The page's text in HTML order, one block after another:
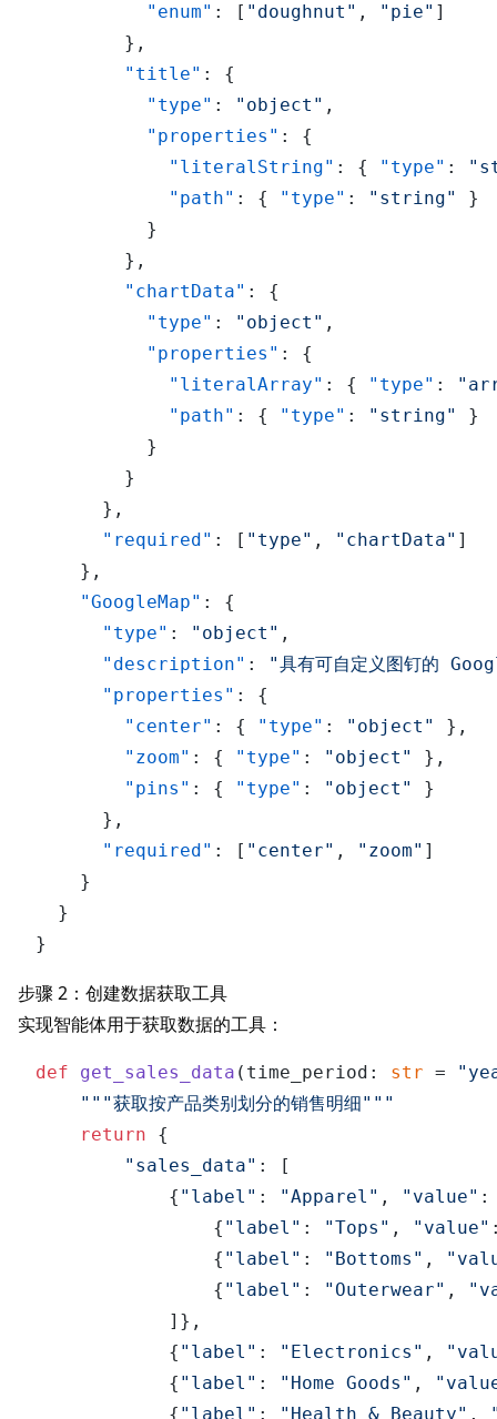
"enum" : [ "doughnut" , "pie" ]
} ,
"title" :
{
"type" : "object" ,
"properties" :
{
"literalString" : { "type" :
"path" : { "type" : "string"
}
}
} ,
"chartData" :
{
"type" : "object" ,
"properties" :
{
"literalArray" : { "type" :
"path" : { "type" : "string"
}
}
}
} ,
"required" : [ "type" , "chartData" ]
} ,
"GoogleMap" :
{
"type" : "object" ,
"description" :
"具有可自定义图钉的
"properties" :
{
"center" : { "type" : "object" } ,
"zoom" : { "type" : "object" } ,
"pins" : { "type" : "object"
}
} ,
"required" : [ "center" , "zoom" ]
}
}
}
步骤 2：创建数据获取工具
实现智能体用于获取数据的工具：
def get_sales_data ( time_period: str =
"""获取按产品类别划分的销售明细"""
return {
"sales_data" : [
            {
"label" : "Apparel" , "value"
                {
"label" : "Tops" , "value"
                {
"label" : "Bottoms" ,
                {
"label" : "Outerwear" ,
            ]},
            {
"label" : "Electronics" ,
            {
"label" : "Home Goods" ,
            {
"label" : "Health & Beauty" ,